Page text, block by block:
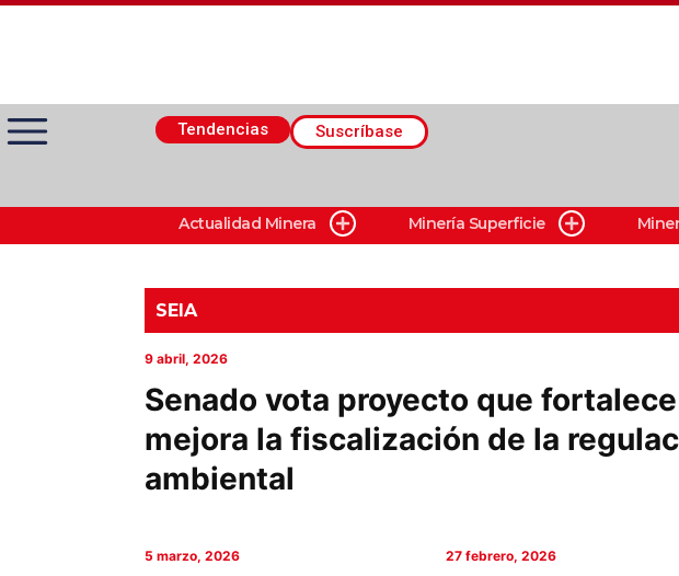
Tendencias Suscríbase
Actualidad Minera
Minería Superficie
Minerí­a Subterránea
Actualidad Minera Minería Superficie
SEIA
9 abril, 2026
Senado vota proyecto que
mejora la fiscalización de la
ambiental
5 marzo, 2026 27 febrero, 2026